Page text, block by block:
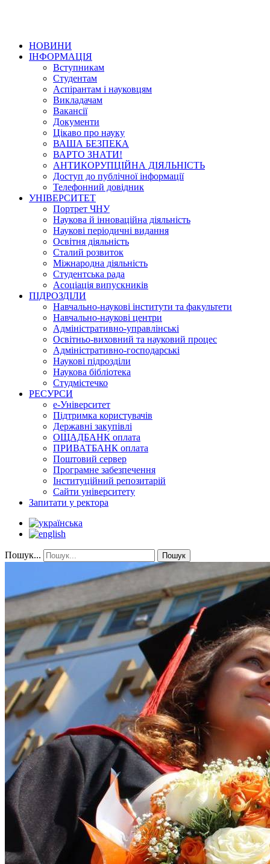
НОВИНИ
ІНФОРМАЦІЯ
Вступникам
Студентам
Аспірантам і науковцям
Викладачам
Вакансії
Документи
Цікаво про науку
ВАША БЕЗПЕКА
ВАРТО ЗНАТИ!
АНТИКОРУПЦІЙНА ДІЯЛЬНІСТЬ
Доступ до публічної інформації
Телефонний довідник
УНІВЕРСИТЕТ
Портрет ЧНУ
Наукова й інноваційна діяльність
Наукові періодичні видання
Освітня діяльність
Сталий розвиток
Міжнародна діяльність
Студентська рада
Асоціація випускників
ПІДРОЗДІЛИ
Навчально-наукові інститути та факультети
Навчально-наукові центри
Адміністративно-управлінські
Освітньо-виховний та науковий процес
Адміністративно-господарські
Наукові підрозділи
Наукова бібліотека
Студмістечко
РЕСУРСИ
е-Університет
Підтримка користувачів
Державні закупівлі
ОЩАДБАНК оплата
ПРИВАТБАНК оплата
Поштовий сервер
Програмне забезпечення
Інституційний репозитарій
Сайти університету
Запитати у ректора
Пошук... Пошук